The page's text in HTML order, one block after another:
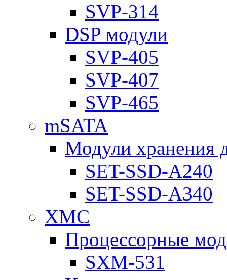
SVP-314
DSP модули
SVP-405
SVP-407
SVP-465
mSATA
Модули хранения
SET-SSD-A240
SET-SSD-A340
XMC
Процессорные
SXM-531